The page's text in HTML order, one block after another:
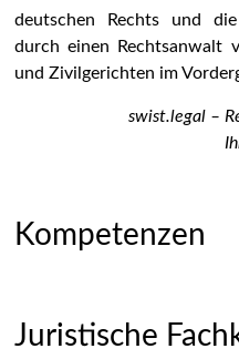
deutschen Rechts und
durch einen Rechtsanwalt
und Zivilgerichten im
swist.legal –
Kompetenzen
Juristische